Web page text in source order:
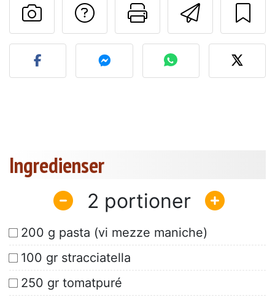
Skriv ut
Ställa en fråga till
Lägg upp ditt foto av
Ingredienser
2
200 g pasta (vi mezze maniche)
100 gr stracciatella
250 gr tomatpuré